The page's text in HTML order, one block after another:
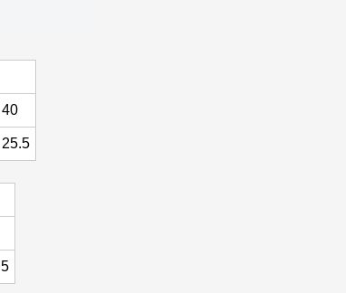
40
25.5